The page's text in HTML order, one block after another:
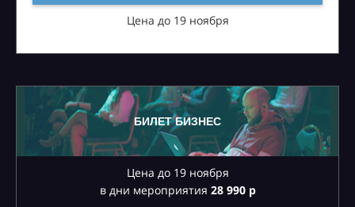
Цена до 19 ноября
БИЛЕТ БИЗНЕС
Цена до 19 ноября
в дни мероприятия 28990 р